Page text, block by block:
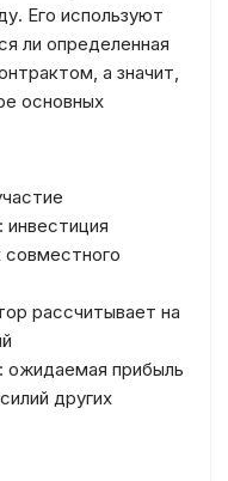
Его используют
ли определенная
а значит,
основных
рассчитывает на
ожидаемая прибыль
других